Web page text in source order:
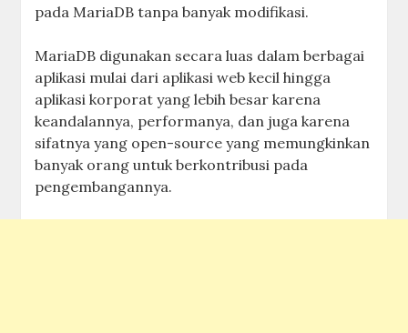
pada MariaDB tanpa banyak modifikasi.
MariaDB digunakan secara luas dalam berbagai
aplikasi mulai dari aplikasi web kecil hingga
aplikasi korporat yang lebih besar karena
keandalannya, performanya, dan juga karena
sifatnya yang open-source yang memungkinkan
banyak orang untuk berkontribusi pada
pengembangannya.